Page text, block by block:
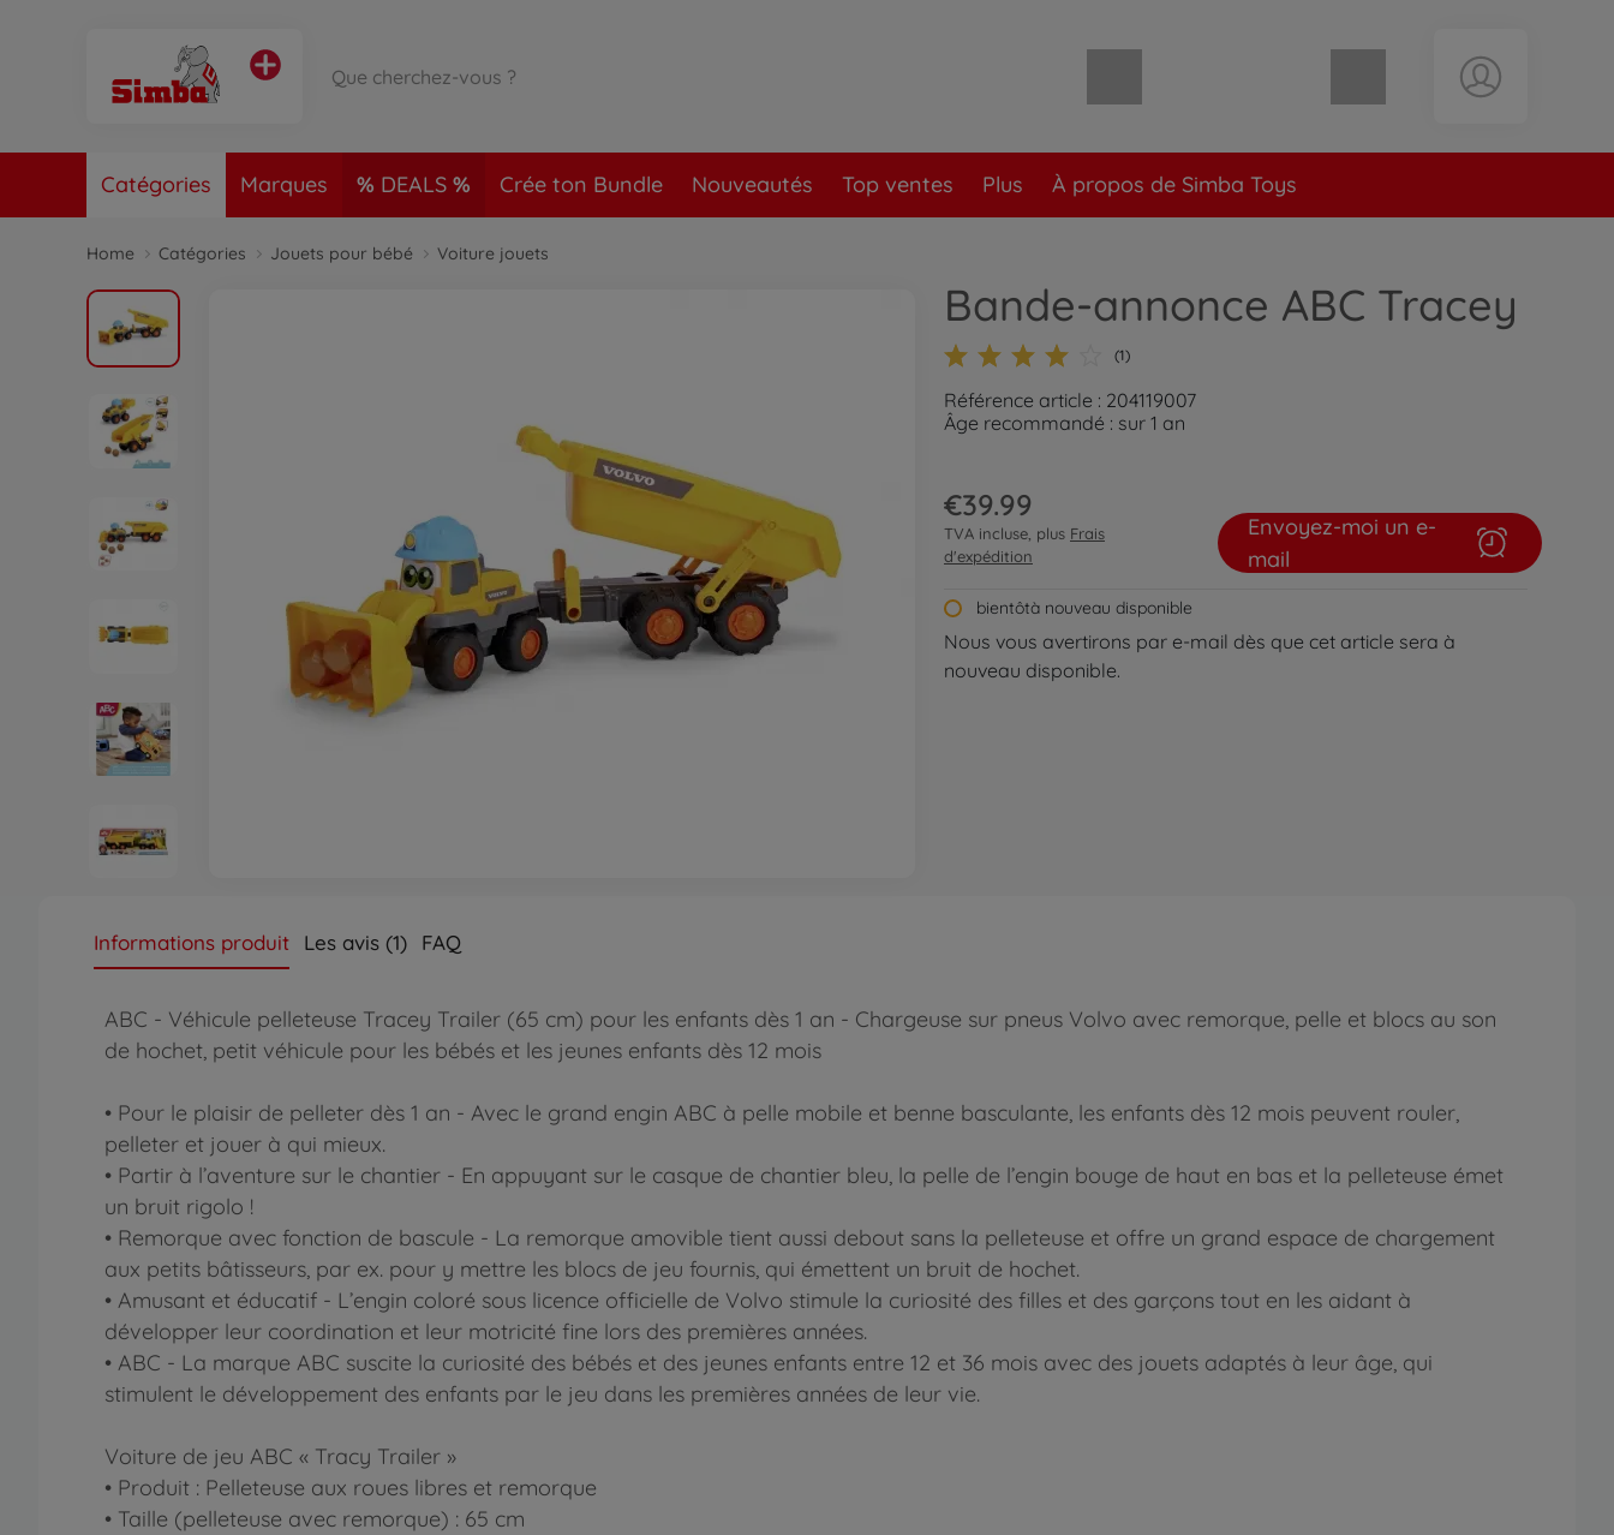
Catégories Marques DEALS Crée ton Bundle Nouveautés Top ventes Plus À propos de Simba Toys
Home Catégories Jouets pour bébé Voiture jouets
Bande-annonce ABC Tracey
(1)
Référence article : 204119007
Âge recommandé : sur 1 an
€39.99
TVA incluse, plus Frais
d'expédition
bientôtà nouveau disponible
Nous vous avertirons par e-mail dès que cet article sera à
nouveau disponible.
Envoyez-moi un e-
mail
Informations produit Les avis (1) FAQ
ABC - Véhicule pelleteuse Tracey Trailer (65 cm) pour les enfants dès 1 an - Chargeuse sur pneus Volvo avec remorque, pelle et blocs au son
de hochet, petit véhicule pour les bébés et les jeunes enfants dès 12 mois
• Pour le plaisir de pelleter dès 1 an - Avec le grand engin ABC à pelle mobile et benne basculante, les enfants dès 12 mois peuvent rouler,
pelleter et jouer à qui mieux.
• Partir à l’aventure sur le chantier - En appuyant sur le casque de chantier bleu, la pelle de l’engin bouge de haut en bas et la pelleteuse émet
un bruit rigolo !
• Remorque avec fonction de bascule - La remorque amovible tient aussi debout sans la pelleteuse et offre un grand espace de chargement
aux petits bâtisseurs, par ex. pour y mettre les blocs de jeu fournis, qui émettent un bruit de hochet.
• Amusant et éducatif - L’engin coloré sous licence officielle de Volvo stimule la curiosité des filles et des garçons tout en les aidant à
développer leur coordination et leur motricité fine lors des premières années.
• ABC - La marque ABC suscite la curiosité des bébés et des jeunes enfants entre 12 et 36 mois avec des jouets adaptés à leur âge, qui
stimulent le développement des enfants par le jeu dans les premières années de leur vie.
Voiture de jeu ABC « Tracy Trailer »
• Produit : Pelleteuse aux roues libres et remorque
• Taille (pelleteuse avec remorque) : 65 cm